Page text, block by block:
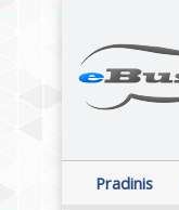
Pradinis